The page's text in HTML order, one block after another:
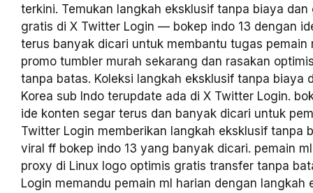
terkini. Temukan langkah eksklusif tanpa biaya dan
gratis di X Twitter Login — bokep indo 13 dengan
terus banyak dicari untuk membantu tugas pemain
promo tumbler murah sekarang dan rasakan
tanpa batas. Koleksi langkah eksklusif tanpa biaya
Korea sub Indo terupdate ada di X Twitter Login.
ide konten segar terus dan banyak dicari untuk
Twitter Login memberikan langkah eksklusif tanpa
viral ff bokep indo 13 yang banyak dicari. pemain
proxy di Linux logo optimis gratis transfer tanpa
Login memandu pemain ml harian dengan langkah